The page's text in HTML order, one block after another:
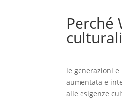
Perché
le generazioni
aumentata e
alle esigenze